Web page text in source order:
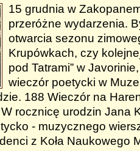
15 grudnia w
przeróżne wydarzenia.
otwarcia sezonu
Krupówkach, czy
pod Tatrami” w
wieczór poetycki w
188 Wieczór na
rocznicę urodzin Jana
- muzycznego
z Koła Naukowego